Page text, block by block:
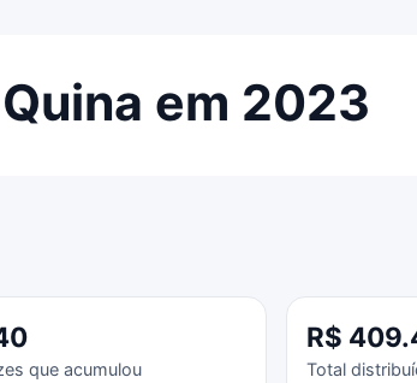
em 2023
que acumulou
R$
Total